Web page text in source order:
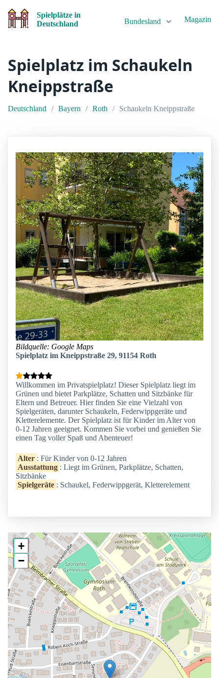
Spielplätze in
Deutschland
Bundesland Magazin
Spielplatz im Schaukeln
Kneippstraße
Deutschland Bayern Roth Schaukeln Kneippstraße
Bildquelle: Google Maps
Spielplatz im Kneippstraße 29, 91154 Roth
Willkommen im Privatspielplatz! Dieser Spielplatz liegt im
Grünen und bietet Parkplätze, Schatten und Sitzbänke für
Eltern und Betreuer. Hier finden Sie eine Vielzahl von
Spielgeräten, darunter Schaukeln, Federwippgeräte und
Kletterelemente. Der Spielplatz ist für Kinder im Alter von
0-12 Jahren geeignet. Kommen Sie vorbei und genießen Sie
einen Tag voller Spaß und Abenteuer!
Alter : Für Kinder von 0-12 Jahren
Ausstattung : Liegt im Grünen, Parkplätze, Schatten,
Sitzbänke
Spielgeräte : Schaukel, Federwippgerät, Kletterelement
+
−